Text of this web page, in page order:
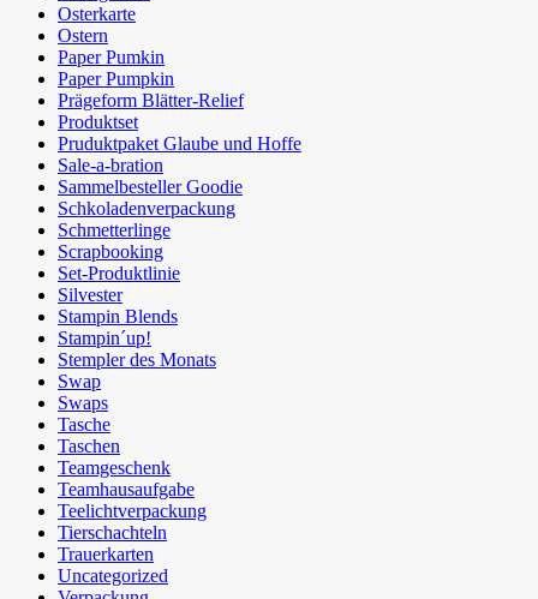
Osterkarte
Ostern
Paper Pumkin
Paper Pumpkin
Prägeform Blätter-Relief
Produktset
Pruduktpaket Glaube und Hoffe
Sale-a-bration
Sammelbesteller Goodie
Schkoladenverpackung
Schmetterlinge
Scrapbooking
Set-Produktlinie
Silvester
Stampin Blends
Stampin´up!
Stempler des Monats
Swap
Swaps
Tasche
Taschen
Teamgeschenk
Teamhausaufgabe
Teelichtverpackung
Tierschachteln
Trauerkarten
Uncategorized